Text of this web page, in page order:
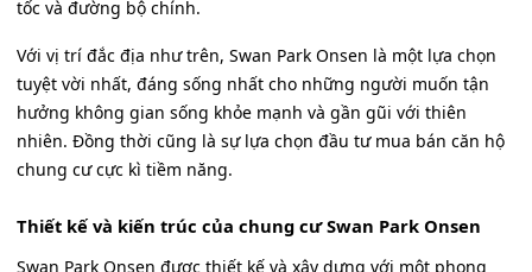
tốc và đường bộ chính.
Với vị trí đắc địa như trên, Swan Park Onsen là một lựa chọn
tuyệt vời nhất, đáng sống nhất cho những người muốn tận
hưởng không gian sống khỏe mạnh và gần gũi với thiên
nhiên. Đồng thời cũng là sự lựa chọn đầu tư mua bán căn hộ
chung cư cực kì tiềm năng.
Thiết kế và kiến trúc của chung cư Swan Park Onsen
Swan Park Onsen được thiết kế và xây dựng với một phong